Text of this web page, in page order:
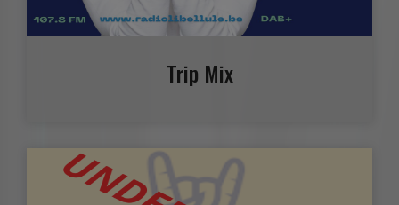
Trip Mix